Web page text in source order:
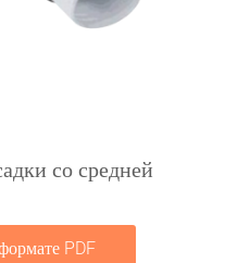
со средней
PDF